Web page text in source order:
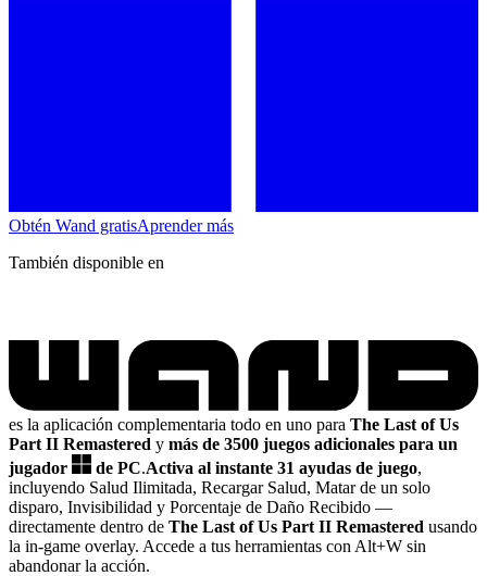
Obtén Wand gratisAprender más
También disponible en
es la aplicación complementaria todo en uno para The Last of Us
Part II Remastered y más de 3500 juegos adicionales para un
jugador
de PC.Activa al instante 31 ayudas de juego,
incluyendo Salud Ilimitada, Recargar Salud, Matar de un solo
disparo, Invisibilidad y Porcentaje de Daño Recibido —
directamente dentro de The Last of Us Part II Remastered usando
la in-game overlay. Accede a tus herramientas con Alt+W sin
abandonar la acción.